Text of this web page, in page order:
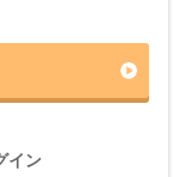
イン